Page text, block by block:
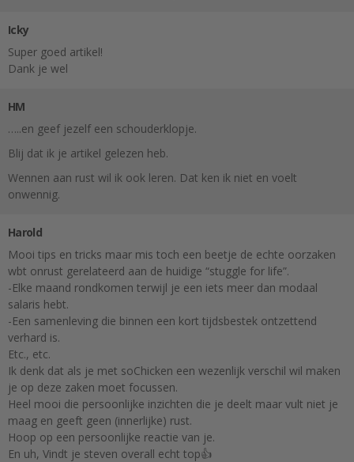
Icky
Super goed artikel!
Dank je wel
HM
…..en geef jezelf een schouderklopje.
Blij dat ik je artikel gelezen heb.
Wennen aan rust wil ik ook leren. Dat ken ik niet en voelt
onwennig.
Harold
Mooi tips en tricks maar mis toch een beetje de echte oorzaken
wbt onrust gerelateerd aan de huidige “stuggle for life”.
-Elke maand rondkomen terwijl je een iets meer dan modaal
salaris hebt.
-Een samenleving die binnen een kort tijdsbestek ontzettend
verhard is.
Etc., etc.
Ik denk dat als je met soChicken een wezenlijk verschil wil maken
je op deze zaken moet focussen.
Heel mooi die persoonlijke inzichten die je deelt maar vult niet je
maag en geeft geen (innerlijke) rust.
Hoop op een persoonlijke reactie van je.
En uh, Vindt je steven overall echt top👍